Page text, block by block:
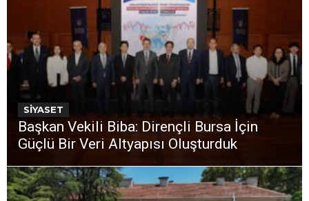
SİYASET
Başkan Vekili Biba: Dirençli Bursa İçin
Güçlü Bir Veri Altyapısı Oluşturduk